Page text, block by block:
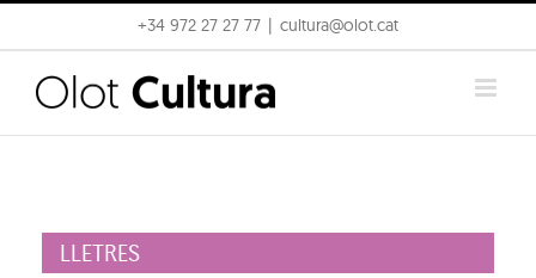
to
content
+34 972 27 27 77 cultura@olot.cat
LLETRES